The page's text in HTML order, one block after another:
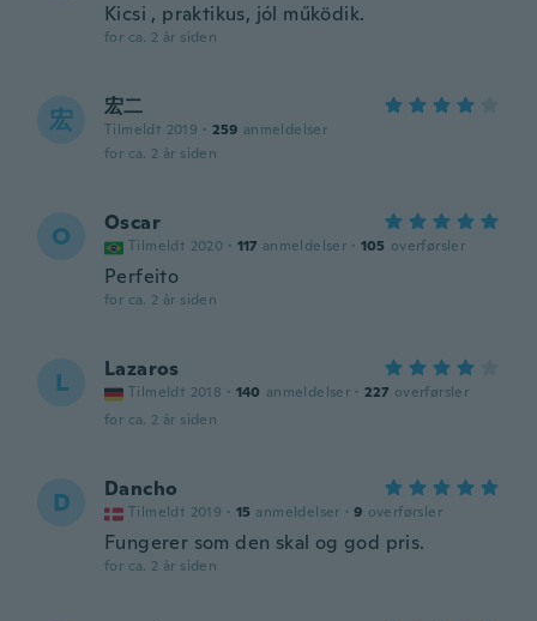
Kicsi , praktikus, jól működik.
for ca. 2 år siden
宏 宏二
Tilmeldt 2019 · 259 anmeldelser
for ca. 2 år siden
O Oscar
Tilmeldt 2020 · 117 anmeldelser · 105 overførsler
Perfeito
for ca. 2 år siden
L Lazaros
Tilmeldt 2018 · 140 anmeldelser · 227 overførsler
for ca. 2 år siden
D Dancho
Tilmeldt 2019 · 15 anmeldelser · 9 overførsler
Fungerer som den skal og god pris.
for ca. 2 år siden